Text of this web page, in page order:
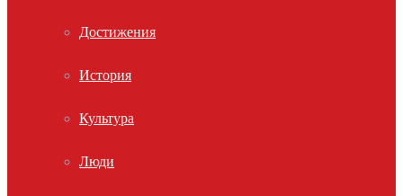
Достижения
История
Культура
Люди